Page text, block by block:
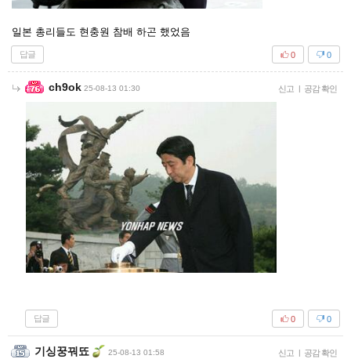
일본 총리들도 현충원 참배 하곤 했었음
답글 0
0
ch9ok 25-08-13 01:30 신고 공감 확인
답글 0
0
기싱꿍꿔뚀 25-08-13 01:58 신고 | 공감 확인